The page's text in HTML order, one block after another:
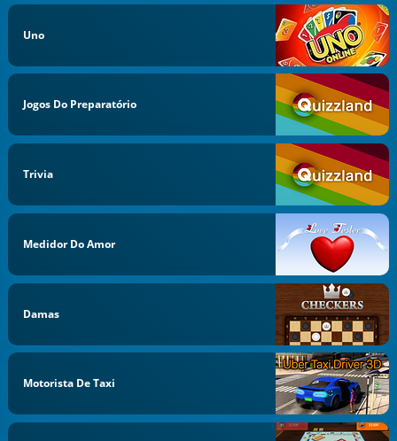
Uno
Jogos Do Preparatório
Trivia
Medidor Do Amor
Damas
Motorista De Taxi